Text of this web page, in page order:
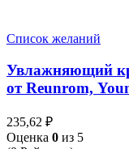
Список желаний
Увлажняющий
от Reunrom,
235,62 ₽
Оценка 0 из 5